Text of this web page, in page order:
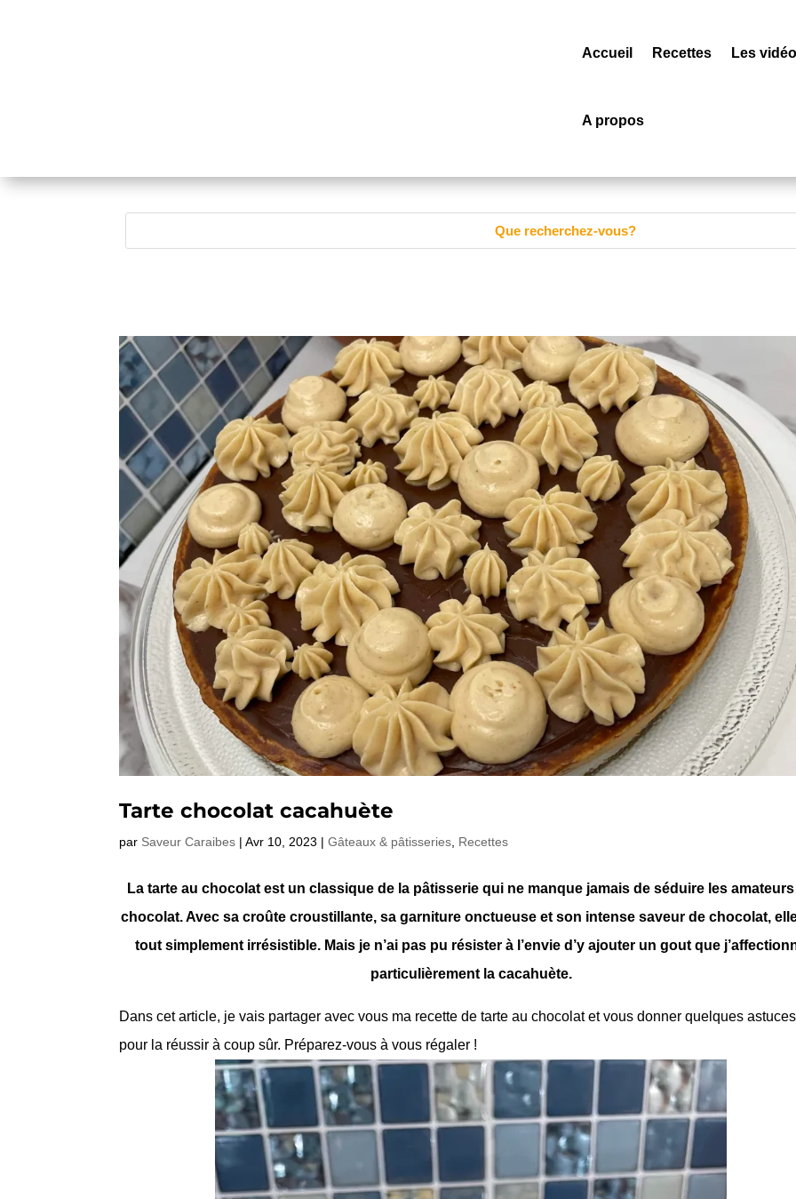
Accueil Recettes Les
A propos
Tarte chocolat cacahuète
par Saveur Caraibes |Avr 10, 2023 |Gâteaux & pâtisseries Recettes
La tarte au chocolat est un classique de la pâtisserie qui ne manque jamais de séduire les
chocolat. Avec sa croûte croustillante, sa garniture onctueuse et son intense saveur de chocolat,
tout simplement irrésistible. Mais je n’ai pas pu résister à l’envie d’y ajouter un gout que
particulièrement la cacahuète.
Dans cet article, je vais partager avec vous ma recette de tarte au chocolat et vous donner quelques astuces
pour la réussir à coup sûr. Préparez-vous à vous régaler !